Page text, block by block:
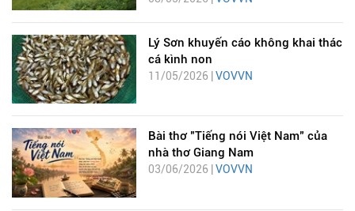
Lý Sơn khuyến cáo không khai thác
cá kình non
11/05/2026 |VOVVN
Bài thơ "Tiếng nói Việt Nam" của
nhà thơ Giang Nam
03/06/2026 | VOVVN